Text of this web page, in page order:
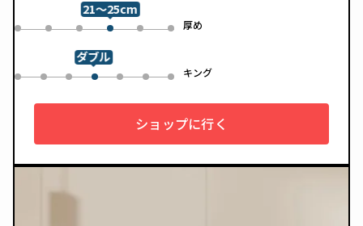
0 1 2 3
21～25cm
4 厚め
5
0 1 2 3
ダブル
4 5 キング
6
ショップに行く